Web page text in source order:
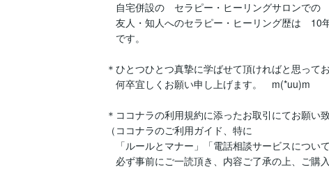
自宅併設の　セラピー・ヒーリングサロンでの
友人・知人へのセラピー・ヒーリング歴は　10
です。
＊ひとつひとつ真摯に学ばせて頂ければと思ってお
何卒宜しくお願い申し上げます。　m(*uu)m
＊ココナラの利用規約に添ったお取引にてお願い致
（ココナラのご利用ガイド、特に
「ルールとマナー」「電話相談サービスについ
必ず事前にご一読頂き、内容ご了承の上、ご購入